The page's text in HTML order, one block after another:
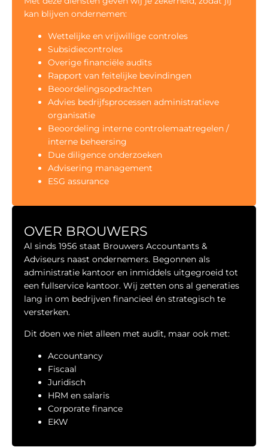
kan blijven ondernemen:
Wettelijke en vrijwillige controles
Subsidiecontroles
Overige financiële audits
Rapport van feitelijke bevindingen
Beoordelingsopdrachten
Advies bedrijfsprocessen administratieve
organisatie
Beoordeling interne controlemaatregelen /
interne beheersing
Due diligence onderzoeken
Advisering management
ESG assurance
OVER BROUWERS
Al sinds 1956 staat Brouwers Accountants &
Adviseurs naast ondernemers. Begonnen als
administratie kantoor en inmiddels uitgegroeid tot
een fullservice kantoor. Wij zetten ons al generaties
lang in om bedrijven financieel én strategisch te
versterken.
Dit doen we niet alleen met audit, maar ook met:
Accountancy
Fiscaal
Juridisch
HRM en salaris
Corporate finance
EKW